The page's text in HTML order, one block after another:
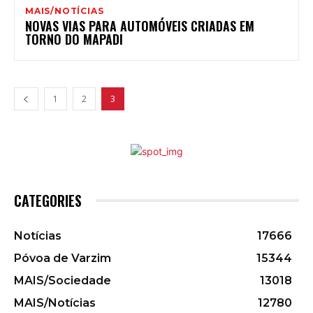
MAIS/NOTÍCIAS
NOVAS VIAS PARA AUTOMÓVEIS CRIADAS EM
TORNO DO MAPADI
1 2 3
CATEGORIES
Notícias
17666
Póvoa de Varzim
15344
MAIS/Sociedade
13018
MAIS/Notícias
12780